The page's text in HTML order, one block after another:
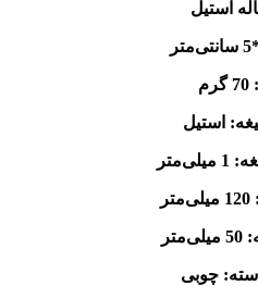
استیل
استیل
چوبی